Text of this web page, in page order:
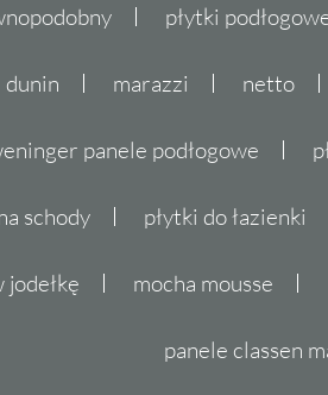
płytki
dunin marazzi netto
panele podłogowe
schody płytki do łazienki
jodełkę mocha mousse
panele classen